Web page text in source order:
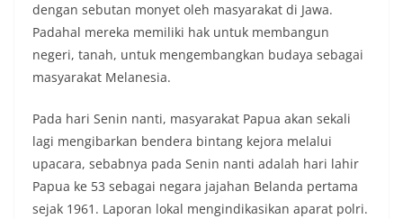
dengan sebutan monyet oleh masyarakat di Jawa.
Padahal mereka memiliki hak untuk membangun
negeri, tanah, untuk mengembangkan budaya sebagai
masyarakat Melanesia.
Pada hari Senin nanti, masyarakat Papua akan sekali
lagi mengibarkan bendera bintang kejora melalui
upacara, sebabnya pada Senin nanti adalah hari lahir
Papua ke 53 sebagai negara jajahan Belanda pertama
sejak 1961. Laporan lokal mengindikasikan aparat polri.